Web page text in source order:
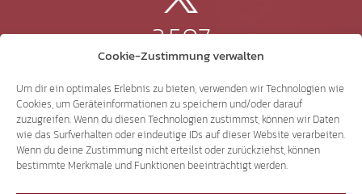
Cookie-Zustimmung verwalten
Um dir ein optimales Erlebnis zu bieten, verwenden wir Technologien wie
Cookies, um Geräteinformationen zu speichern und/oder darauf
zuzugreifen. Wenn du diesen Technologien zustimmst, können wir Daten
wie das Surfverhalten oder eindeutige IDs auf dieser Website verarbeiten.
Wenn du deine Zustimmung nicht erteilst oder zurückziehst, können
bestimmte Merkmale und Funktionen beeinträchtigt werden.
3.507
Threads
3.401